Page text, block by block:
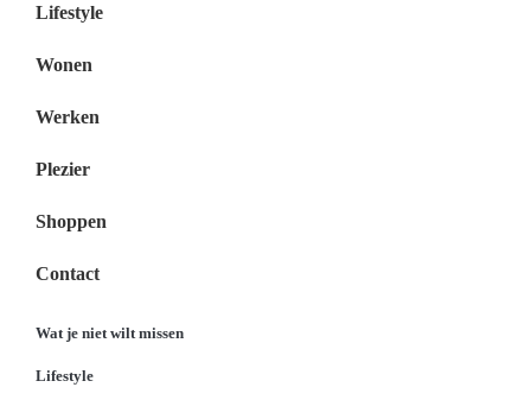
Lifestyle
Wonen
Werken
Plezier
Shoppen
Contact
Wat je niet wilt missen
Lifestyle